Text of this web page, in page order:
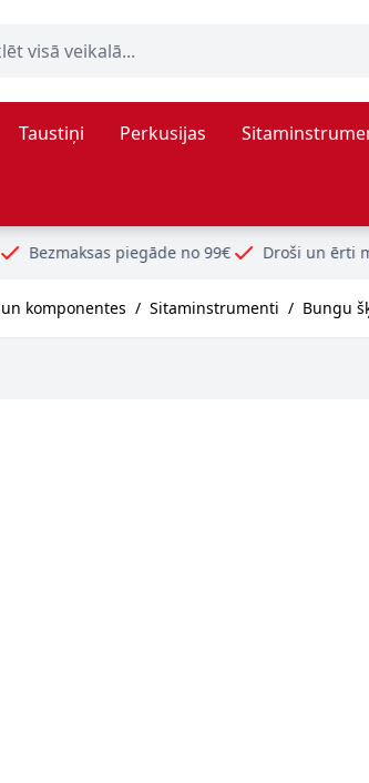
visā veikalā...
Taustiņi Perkusijas
piegāde no 99€ Droši un ērti maksājumu
komponentes / Sitaminstrumenti / Bungu